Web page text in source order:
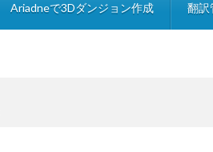
Ariadneで3Dダンジョン作成 翻訳